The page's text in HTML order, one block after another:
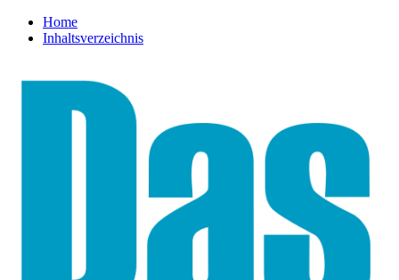
Home
Inhaltsverzeichnis